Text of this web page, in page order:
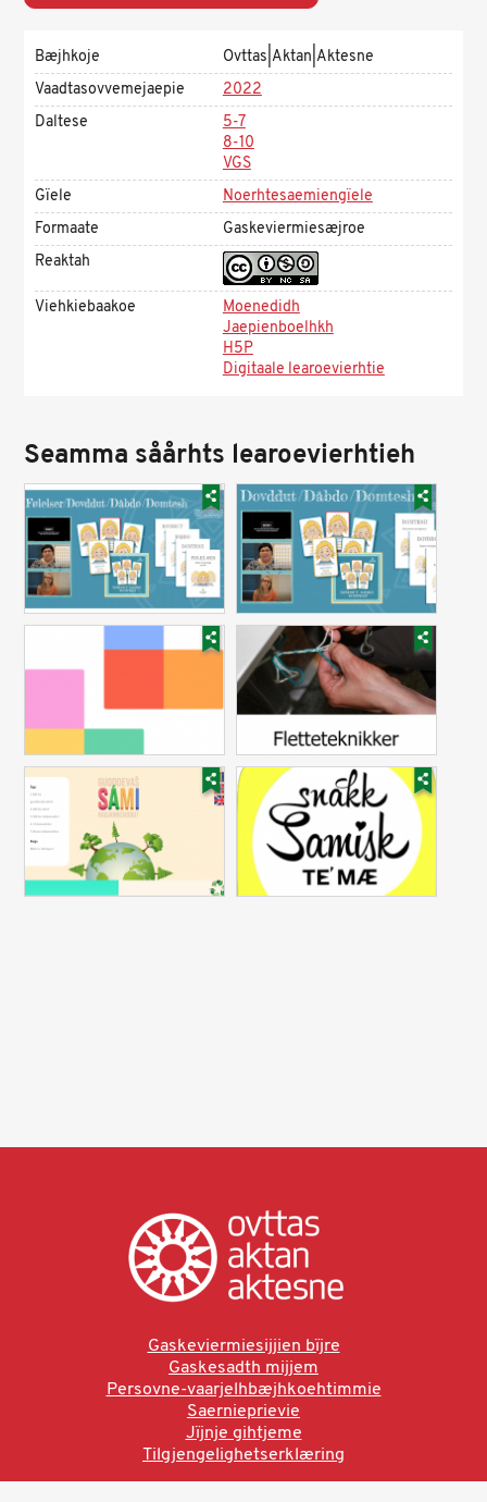
Bæjhkoje
Ovttas|Aktan|Aktesne
Vaadtasovvemejaepie
2022
Daltese
5-7
8-10
VGS
Gïele
Noerhtesaemiengïele
Formaate
Gaskeviermiesæjroe
Reaktah
Viehkiebaakoe
Moenedidh
Jaepienboelhkh
H5P
Digitaale learoevierhtie
Seamma såårhts learoevierhtieh
Gaskeviermiesijjien bïjre
Gaskesadth mijjem
Persovne-vaarjelhbæjhkoehtimmie
Saernieprievie
Jïjnje gihtjeme
Tilgjengelighetserklæring